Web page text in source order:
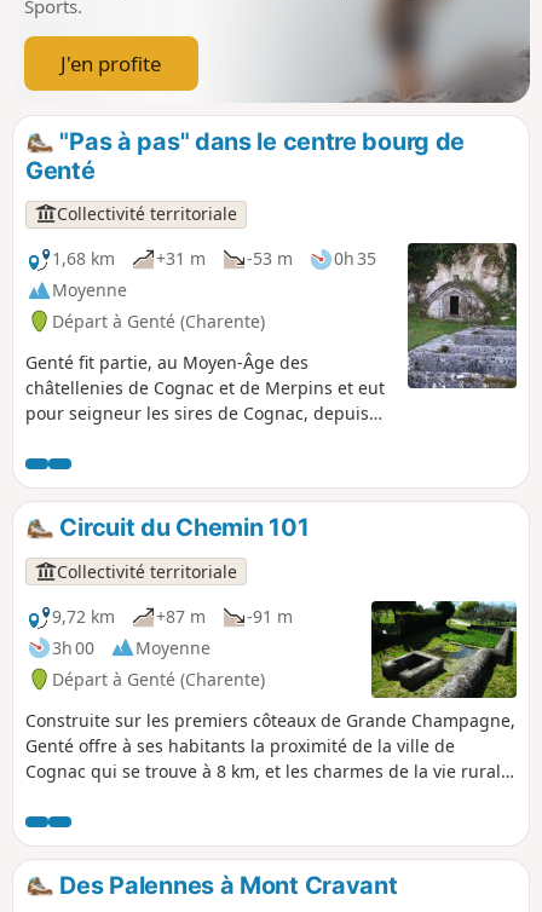
Sports.
J'en profite
"Pas à pas" dans le centre bourg de
Genté
Collectivité territoriale
1,68 km
+31 m -53 m
0h 35
Moyenne
Départ à Genté (Charente)
Genté fit partie, au Moyen-Âge des
châtellenies de Cognac et de Merpins et eut
pour seigneur les sires de Cognac, depuis
n’ayant pas de prospérités, légua à son
neveu, Guy de Mortemer par testament en
1281, les seigneuries de Salles et Genté. La
famille de Mortemer posséda les droits
seigneuriaux de Genté jusqu’en 1561,
époque à laquelle Gaston de la
Rochefoucault leur succéda.
Circuit du Chemin 101
Collectivité territoriale
9,72 km
+87 m
-91 m
3h 00
Moyenne
Départ à Genté (Charente)
Construite sur les premiers côteaux de Grande Champagne,
Genté offre à ses habitants la proximité de la ville de
Cognac qui se trouve à 8 km, et les charmes de la vie rurale.
Genté où se situe la table d'orientation. En effet, à cet
endroit se trouvait un ancien moulin dont certains vestiges
se trouvent encore enfouis dans la terre autour du site. De
plus, le point 101 est le point de repère par rapport au
Des Palennes à Mont Cravant